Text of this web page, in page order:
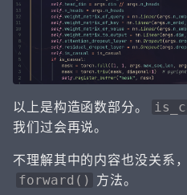
以上是构造函数部分。
我们过会再说。
不理解其中的内容也没关系
forward() 方法。